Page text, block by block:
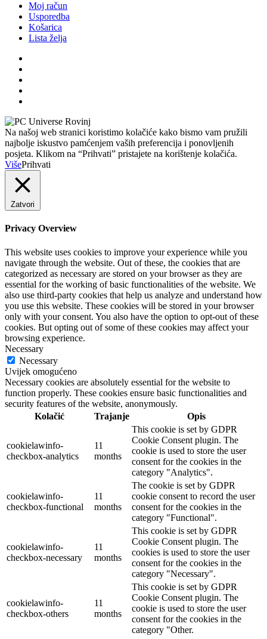
Moj račun
Usporedba
Košarica
Lista želja
Na našoj web stranici koristimo kolačiće kako bismo vam pružili
najbolje iskustvo pamćenjem vaših preferencija i ponovljenih
posjeta. Klikom na “Prihvati” pristajete na korištenje kolačića.
VišePrihvati
Zatvori
Privacy Overview
This website uses cookies to improve your experience while you
navigate through the website. Out of these, the cookies that are
categorized as necessary are stored on your browser as they are
essential for the working of basic functionalities of the website. We
also use third-party cookies that help us analyze and understand how
you use this website. These cookies will be stored in your browser
only with your consent. You also have the option to opt-out of these
cookies. But opting out of some of these cookies may affect your
browsing experience.
Necessary
Necessary
Uvijek omogućeno
Necessary cookies are absolutely essential for the website to
function properly. These cookies ensure basic functionalities and
security features of the website, anonymously.
Kolačić
Trajanje Opis
cookielawinfo-
checkbox-analytics
11
months
This cookie is set by GDPR
Cookie Consent plugin. The
cookie is used to store the user
consent for the cookies in the
category "Analytics".
cookielawinfo-
checkbox-functional
11
months
The cookie is set by GDPR
cookie consent to record the user
consent for the cookies in the
category "Functional".
cookielawinfo-
checkbox-necessary
11
months
This cookie is set by GDPR
Cookie Consent plugin. The
cookies is used to store the user
consent for the cookies in the
category "Necessary".
cookielawinfo-
checkbox-others
11
months
This cookie is set by GDPR
Cookie Consent plugin. The
cookie is used to store the user
consent for the cookies in the
category "Other.